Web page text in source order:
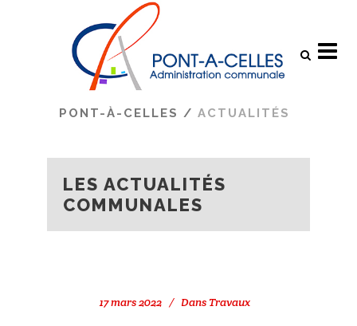
PONT-À-CELLES / ACTUALITÉS
LES ACTUALITÉS
COMMUNALES
17 mars 2022 Dans Travaux